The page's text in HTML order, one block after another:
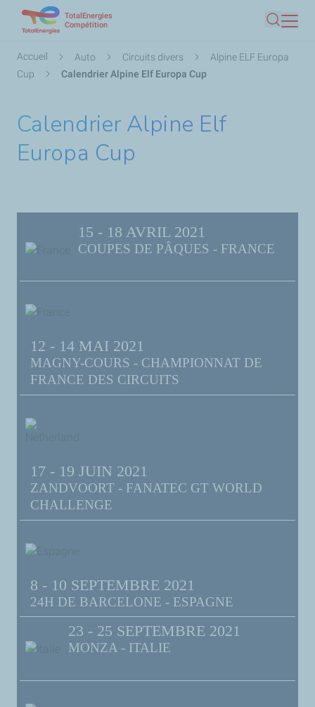
contenu
principal
TotalEnergies
Compétition
Fil
d'Ariane
Accueil Auto Circuits divers
Alpine ELF Europa
Cup
Calendrier Alpine Elf Europa Cup
Calendrier Alpine Elf
Europa Cup
15 - 18 AVRIL 2021
COUPES DE PÂQUES - FRANCE
12 - 14 MAI 2021
MAGNY-COURS - CHAMPIONNAT DE
FRANCE DES CIRCUITS
17 - 19 JUIN 2021
ZANDVOORT - FANATEC GT WORLD
CHALLENGE
8 - 10 SEPTEMBRE 2021
24H DE BARCELONE - ESPAGNE
23 - 25 SEPTEMBRE 2021
MONZA - ITALIE